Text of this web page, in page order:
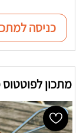
כניסה
מתכון